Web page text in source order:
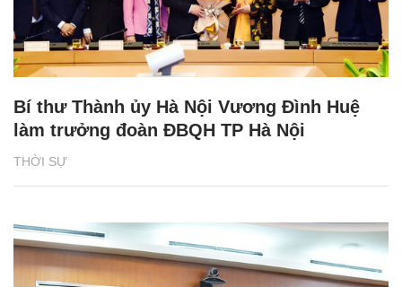
THỜI SỰ
Bí thư Thành ủy Hà Nội Vương Đình Huệ
làm trưởng đoàn ĐBQH TP Hà Nội